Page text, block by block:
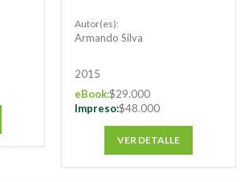
Autor(es):
Armando Silva
2015
eBook:$29.000
Impreso:$48.000
VER DETALLE